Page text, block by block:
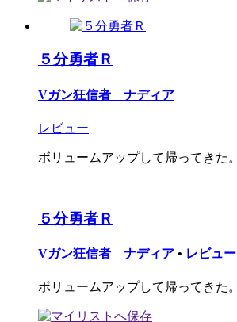
５分勇者Ｒ
Vガン狂信者 ナディア
レビュー
ボリュームアップして帰ってきた。
５分勇者Ｒ
Vガン狂信者 ナディア • レビュー
ボリュームアップして帰ってきた。